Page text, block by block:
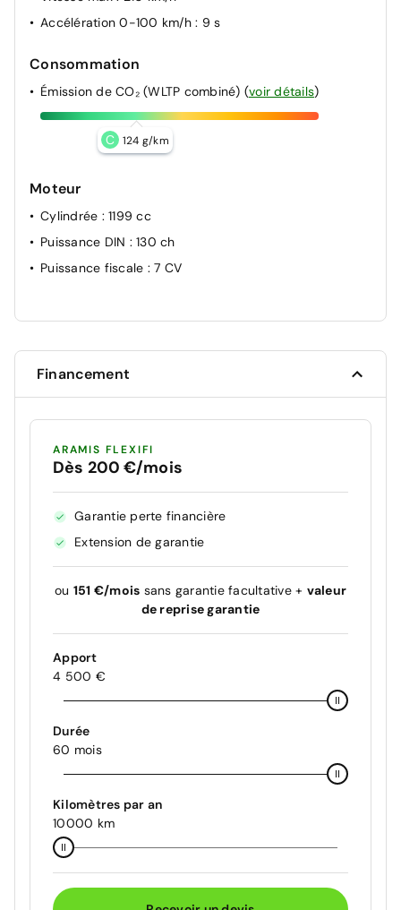
Accélération 0-100 km/h : 9 s
Consommation
Émission de CO₂ (WLTP combiné) (voir détails)
C 124 g/km
Moteur
Cylindrée : 1199 cc
Puissance DIN : 130 ch
Puissance fiscale : 7 CV
Financement
ARAMIS FLEXIFI
Dès 200 €/mois
Garantie perte financière
Extension de garantie
ou 151 €/mois sans garantie facultative + valeur
de reprise garantie
Apport
4 500 €
Durée
60 mois
Kilomètres par an
10000 km